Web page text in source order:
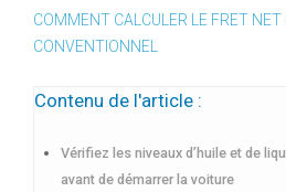
COMMENT CALCULER LE FRET NET
CONVENTIONNEL
Contenu de l'article :
Vérifiez les niveaux d’huile et de
avant de démarrer la voiture